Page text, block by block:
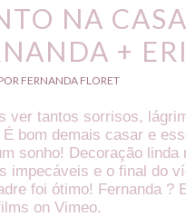
NA
+
FERNANDA FLORET
ver tantos sorrisos,
bom demais casar e
sonho! Decoração linda
impecáveis e o final do
foi ótimo! Fernanda ?
on Vimeo.